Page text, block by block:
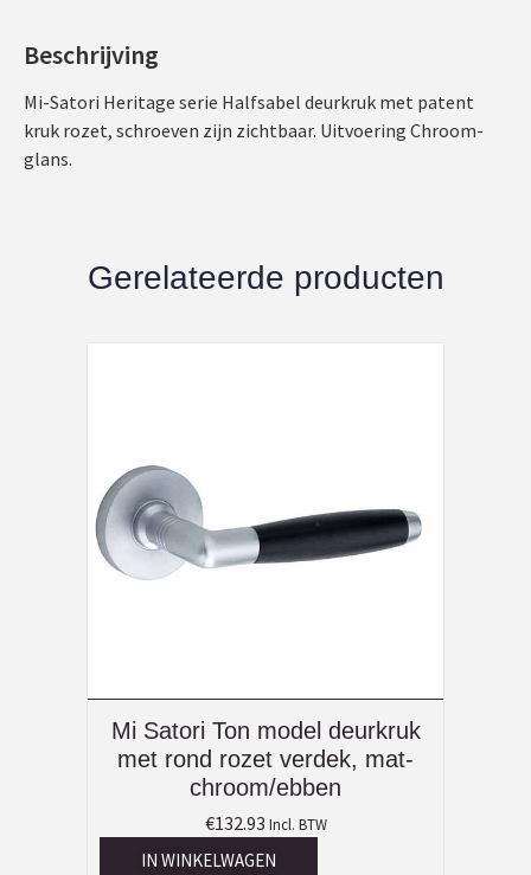
Beschrijving
Mi-Satori Heritage serie Halfsabel deurkruk met patent
kruk rozet, schroeven zijn zichtbaar. Uitvoering Chroom-
glans.
Gerelateerde producten
Mi Satori Ton model deurkruk
met rond rozet verdek, mat-
chroom/ebben
€132.93 Incl. BTW
IN WINKELWAGEN